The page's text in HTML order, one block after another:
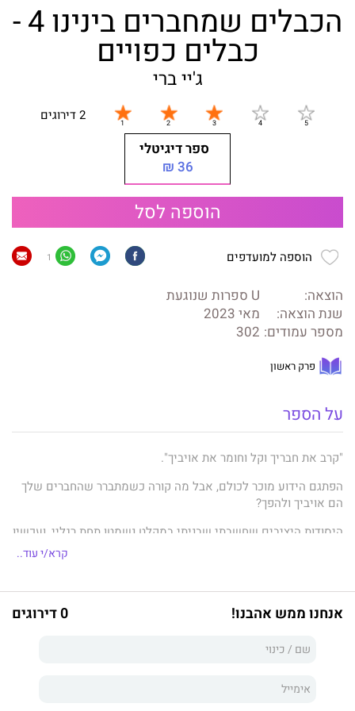
הכבלים שמחברים בינינו 4 -
כבלים כפויים
ג'יי ברי
2 דירוגים
ספר דיגיטלי
36 ₪
הוספה לסל
הוספה למועדפים 1
הוצאה:
U ספרות שנוגעת
שנת הוצאה:
מאי 2023
מספר עמודים: 302
פרק ראשון
על הספר
"קרב את חבריך וקל וחומר את אויביך".
הפתגם הידוע מוכר לכולם, אבל מה קורה כשמתברר שהחברים שלך
הם אויביך ולהפך?
היסודות היציבים שחשבתי שבניתי במקלט נשמטו תחת רגליי, ועכשיו
אני עומדת בחזית המלחמה מול כוחות ההתנגדות. אולי הכבולים שלי
האם אוכל להוכיח את עצמי ולשנות את המצב כדי להגן על הפגיעים
ביותר בקרבנו או שאני בסך הכול המפלצת האיומה כפי שטוענים
האם נצא מהסיפור הזה ללא השלכות הרות אסון?
קרא/י עוד..
אנחנו ממש אהבנו! 0 דירוגים